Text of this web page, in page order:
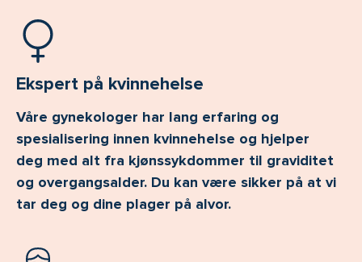
Ekspert på kvinnehelse
Våre gynekologer har lang erfaring og
spesialisering innen kvinnehelse og hjelper
deg med alt fra kjønssykdommer til graviditet
og overgangsalder. Du kan være sikker på at vi
tar deg og dine plager på alvor.